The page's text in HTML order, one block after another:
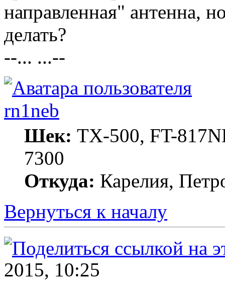
направленная" антенна,
делать?
--... ...--
rn1neb
Шек: TX-500, FT-
7300
Откуда: Карелия,
Вернуться к началу
2015, 10:25